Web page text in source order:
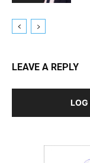
LEAVE A REPLY
LOG